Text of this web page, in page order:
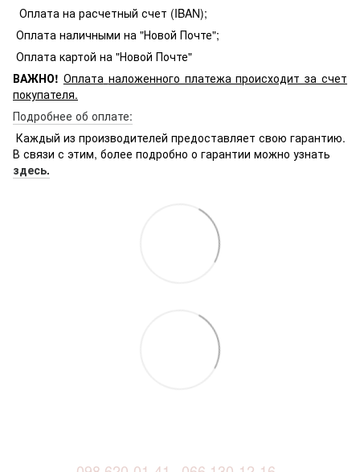
Оплата на расчетный счет (IBAN);
Оплата наличными на "Новой Почте";
Оплата картой на "Новой Почте"
ВАЖНО! Оплата наложенного платежа происходит за счет
покупателя.
Подробнее об оплате:
Каждый из производителей предоставляет свою гарантию.
В связи с этим, более подробно о гарантии можно узнать
здесь.